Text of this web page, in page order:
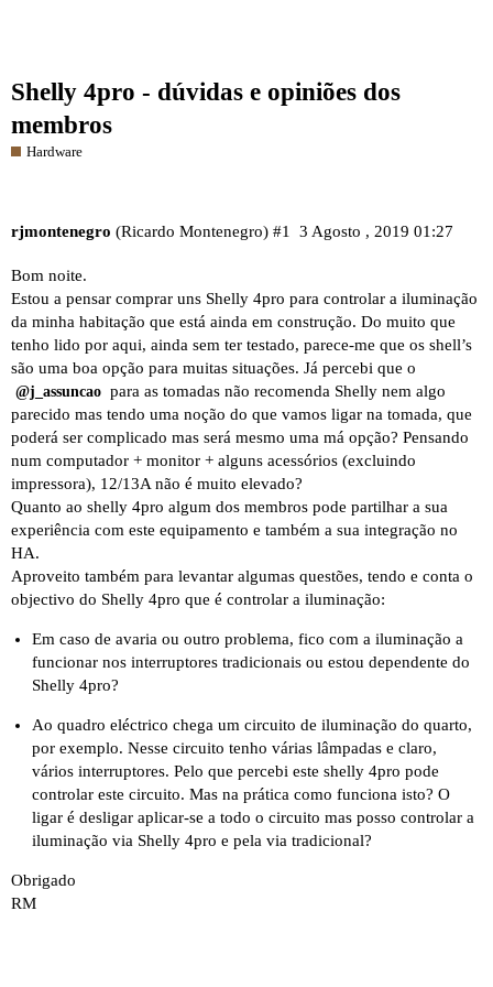
Shelly 4pro - dúvidas e opiniões dos
membros
Hardware
rjmontenegro (Ricardo Montenegro) 3 Agosto , 2019 01:27
#1
Bom noite.
Estou a pensar comprar uns Shelly 4pro para controlar a iluminação
da minha habitação que está ainda em construção. Do muito que
tenho lido por aqui, ainda sem ter testado, parece-me que os shell’s
são uma boa opção para muitas situações. Já percebi que o
@j_assuncao para as tomadas não recomenda Shelly nem algo
parecido mas tendo uma noção do que vamos ligar na tomada, que
poderá ser complicado mas será mesmo uma má opção? Pensando
num computador + monitor + alguns acessórios (excluindo
impressora), 12/13A não é muito elevado?
Quanto ao shelly 4pro algum dos membros pode partilhar a sua
experiência com este equipamento e também a sua integração no
HA.
Aproveito também para levantar algumas questões, tendo e conta o
objectivo do Shelly 4pro que é controlar a iluminação:
Em caso de avaria ou outro problema, fico com a iluminação a
funcionar nos interruptores tradicionais ou estou dependente do
Shelly 4pro?
Ao quadro eléctrico chega um circuito de iluminação do quarto,
por exemplo. Nesse circuito tenho várias lâmpadas e claro,
vários interruptores. Pelo que percebi este shelly 4pro pode
controlar este circuito. Mas na prática como funciona isto? O
ligar é desligar aplicar-se a todo o circuito mas posso controlar a
iluminação via Shelly 4pro e pela via tradicional?
Obrigado
RM